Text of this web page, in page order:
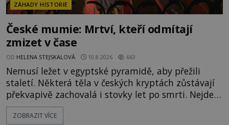
ZÁHADY HISTORIE
České mumie: Mrtví, kteří odmítají
zmizet v čase
OD HELENA STEJSKALOVÁ 10.8.2026 663
Nemusí ležet v egyptské pyramidě, aby přežili
staletí. Některá těla v českých kryptách zůstávají
překvapivě zachovalá i stovky let po smrti. Nejde
přitom o žádné tajemné balzamování ani o černou
magii. O jejich osud se stará především příroda, a
ZOBRAZIT VÍCE